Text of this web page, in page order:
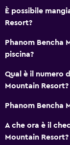
È possibile
Resort?
Phanom Bencha
piscina?
Qual è il numero
Mountain Resort?
Phanom Bencha
A che ora è il
Mountain Resort?